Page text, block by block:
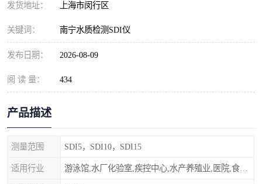
发货地址： 上海市闵行区
关键词： 南宁水质检测SDI仪
发布日期： 2026-08-09
阅 读 量： 434
产品描述
测量范围 SDI5，SDI10，SDI15
适用行业